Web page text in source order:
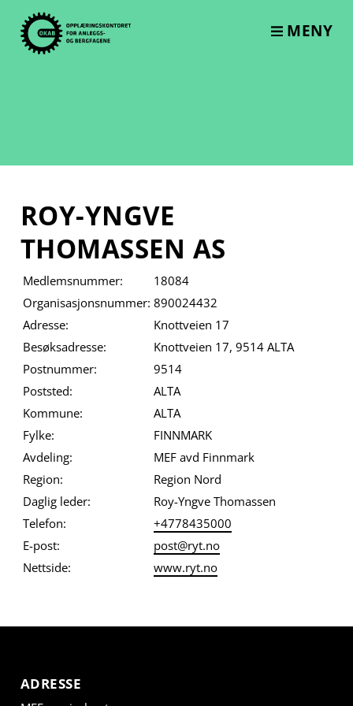
content
MENY
ROY-YNGVE
THOMASSEN AS
Medlemsnummer:
18084
Organisasjonsnummer: 890024432
Adresse:
Knottveien 17
Besøksadresse:
Knottveien 17, 9514 ALTA
Postnummer:
9514
Poststed:
ALTA
Kommune:
ALTA
Fylke:
FINNMARK
Avdeling:
MEF avd Finnmark
Region:
Region Nord
Daglig leder:
Roy-Yngve Thomassen
Telefon:
+4778435000
E-post:
post@ryt.no
Nettside:
www.ryt.no
ADRESSE